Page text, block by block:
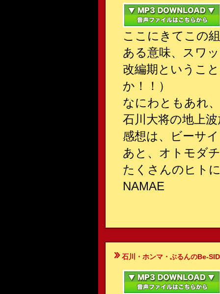
ここにきてこの
ある意味、スワ
改編期というこ
か！！）
なにわともあれ
石川大将の地上
感想は、ビーサ
あと、オトモダ
たくさんのヒト
NAMAE
石川・ホンマ・ぶるんのBe-